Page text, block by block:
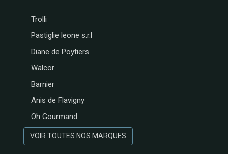
Trolli
Pastiglie leone s.r.l
Diane de Poytiers
Walcor
Barnier
Anis de Flavigny
Oh Gourmand
VOIR TOUTES NOS MARQUES